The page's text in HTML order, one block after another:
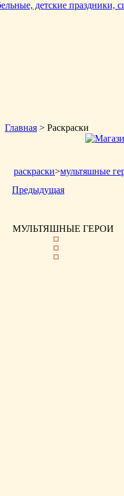
Главная > Раскраски
раскраски>мультяшные
Предыдущая
МУЛЬТЯШНЫЕ ГЕРОИ